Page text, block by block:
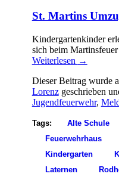
St. Martins
Kindergartenkinder
sich beim
Weiterlesen →
Dieser Beitrag wurde
Lorenzgeschrieben
Jugendfeuerwehr,
Tags: Alte Schule
Feuerwehrhaus
Kindergarten
Laternen